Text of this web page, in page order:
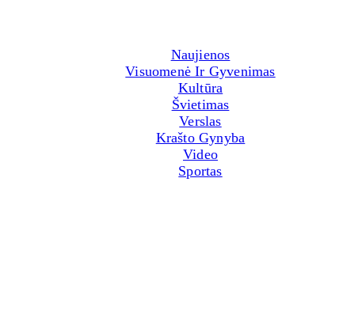
Naujienos
Visuomenė Ir Gyvenimas
Kultūra
Švietimas
Verslas
Krašto Gynyba
Video
Sportas